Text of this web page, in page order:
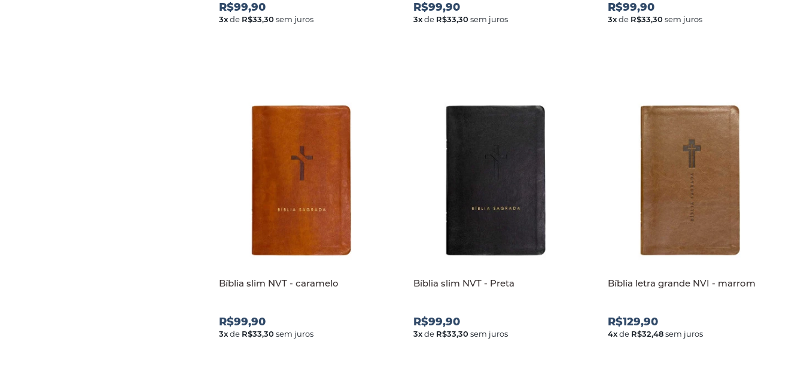
R$99,90
3xde R$33,30sem juros
R$99,90
3xde R$33,30sem juros
R$99,90
3xde R$33,30sem juros
Bíblia slim NVT - caramelo
R$99,90
3xde R$33,30sem juros
Bíblia slim NVT - Preta
R$99,90
3xde R$33,30sem juros
Bíblia letra grande NVI - marrom
R$129,90
4xde R$32,48sem juros